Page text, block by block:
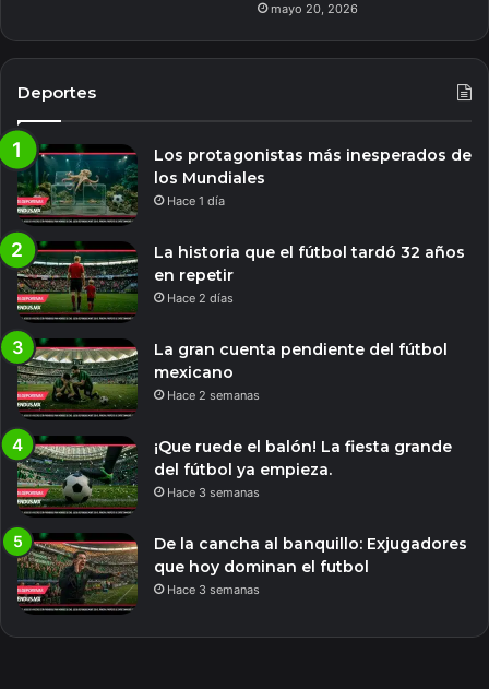
mayo 20, 2026
Deportes
Los protagonistas más inesperados de
los Mundiales
Hace 1 día
La historia que el fútbol tardó 32 años
en repetir
Hace 2 días
La gran cuenta pendiente del fútbol
mexicano
Hace 2 semanas
¡Que ruede el balón! La fiesta grande
del fútbol ya empieza.
Hace 3 semanas
De la cancha al banquillo: Exjugadores
que hoy dominan el futbol
Hace 3 semanas